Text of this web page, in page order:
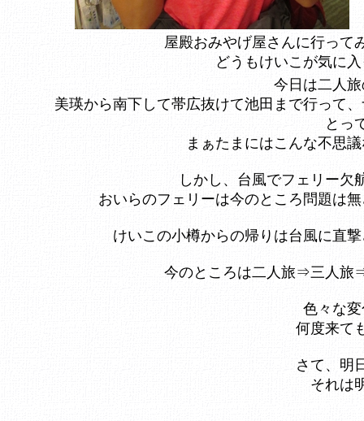
屋殿おみやげ屋さんに行って
どうもけいこが気に
今日は二人
美瑛から南下して帯広抜けて池田まで行って
とっ
まぁたまにはこんな不思
しかし、台風でフェリー欠
おいらのフェリーは今のところ問題は
けいこの小樽からの帰りは台風に直
今のところは二人旅⇒三人旅
色々な
何度来て
さて、明
それは